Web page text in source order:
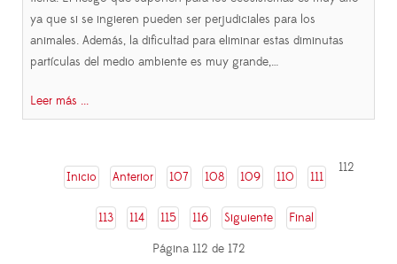
ya que si se ingieren pueden ser perjudiciales para los
animales. Además, la dificultad para eliminar estas diminutas
partículas del medio ambiente es muy grande,…
Leer más ...
Inicio Anterior 107 108 109 110 111
112
113 114 115 116 Siguiente
Final
Página 112 de 172